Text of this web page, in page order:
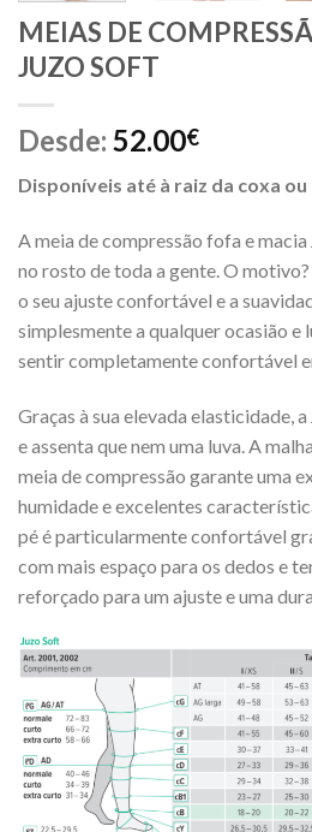
MEIAS DE
JUZO SOFT
Desde: 52.00€
Disponíveis até à raiz da coxa
A meia de compressão fofa e
no rosto de toda a gente. O
o seu ajuste confortável e a
simplesmente a qualquer ocasião e
sentir completamente confortável
Graças à sua elevada elasticidade,
e assenta que nem uma luva. A
meia de compressão garante uma
humidade e excelentes
pé é particularmente confortável
com mais espaço para os dedos e
reforçado para um ajuste e uma